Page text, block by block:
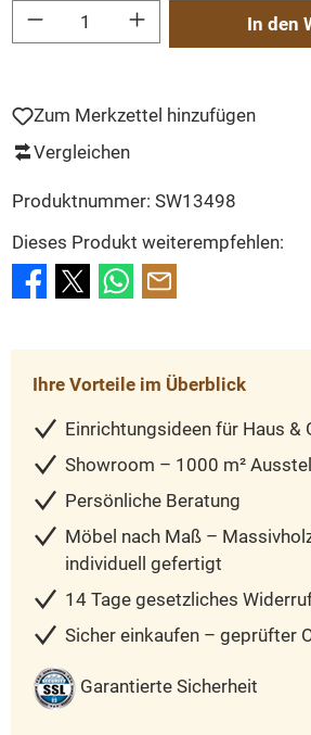
Produkt Anzahl: Gib den gewünschten Wert ein
In den
Zum Merkzettel hinzufügen
Vergleichen
Produktnummer: SW13498
Dieses Produkt weiterempfehlen:
Ihre Vorteile im Überblick
Einrichtungsideen für Haus &
Showroom – 1000 m²
Persönliche Beratung
Möbel nach Maß –
individuell gefertigt
14 Tage gesetzliches
Sicher einkaufen – geprüfter
Garantierte Sicherheit